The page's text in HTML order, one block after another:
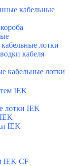
кабельные
лотки
кабеля
кабельные лотки
IEK
лотки IEK
IEK
IEK CF